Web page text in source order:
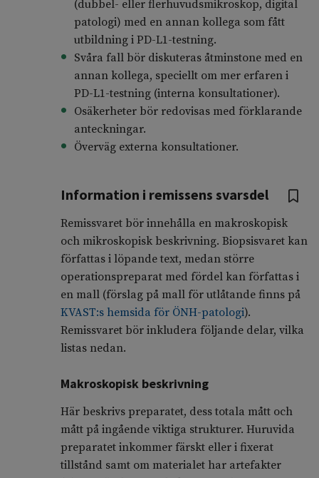
(dubbel- eller flerhuvudsmikroskop, digital
patologi) med en annan kollega som fått
utbildning i PD-L1-testning.
Svåra fall bör diskuteras åtminstone med en
annan kollega, speciellt om mer erfaren i
PD-L1-testning (interna konsultationer).
Osäkerheter bör redovisas med förklarande
anteckningar.
Överväg externa konsultationer.
Information i remissens svarsdel
Remissvaret bör innehålla en makroskopisk
och mikroskopisk beskrivning. Biopsisvaret kan
författas i löpande text, medan större
operationspreparat med fördel kan författas i
en mall (förslag på mall för utlåtande finns på
KVAST:s hemsida för ÖNH-patologi).
Remissvaret bör inkludera följande delar, vilka
listas nedan.
Makroskopisk beskrivning
Här beskrivs preparatet, dess totala mått och
mått på ingående viktiga strukturer. Huruvida
preparatet inkommer färskt eller i fixerat
tillstånd samt om materialet har artefakter